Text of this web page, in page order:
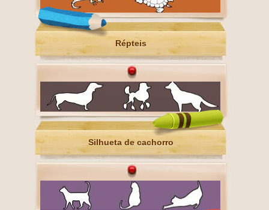
Répteis
Silhueta de cachorro